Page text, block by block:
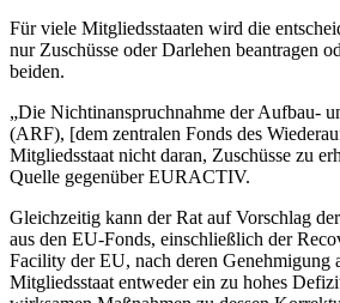
Für viele Mitgliedsstaaten wird die
nur Zuschüsse oder Darlehen beantragen
beiden.
„Die Nichtinanspruchnahme der Aufbau-
(ARF), [dem zentralen Fonds des
Mitgliedsstaat nicht daran, Zuschüsse zu
Quelle gegenüber EURACTIV.
Gleichzeitig kann der Rat auf Vorschlag
aus den EU-Fonds, einschließlich der
Facility der EU, nach deren Genehmigung
Mitgliedsstaat entweder ein zu hohes